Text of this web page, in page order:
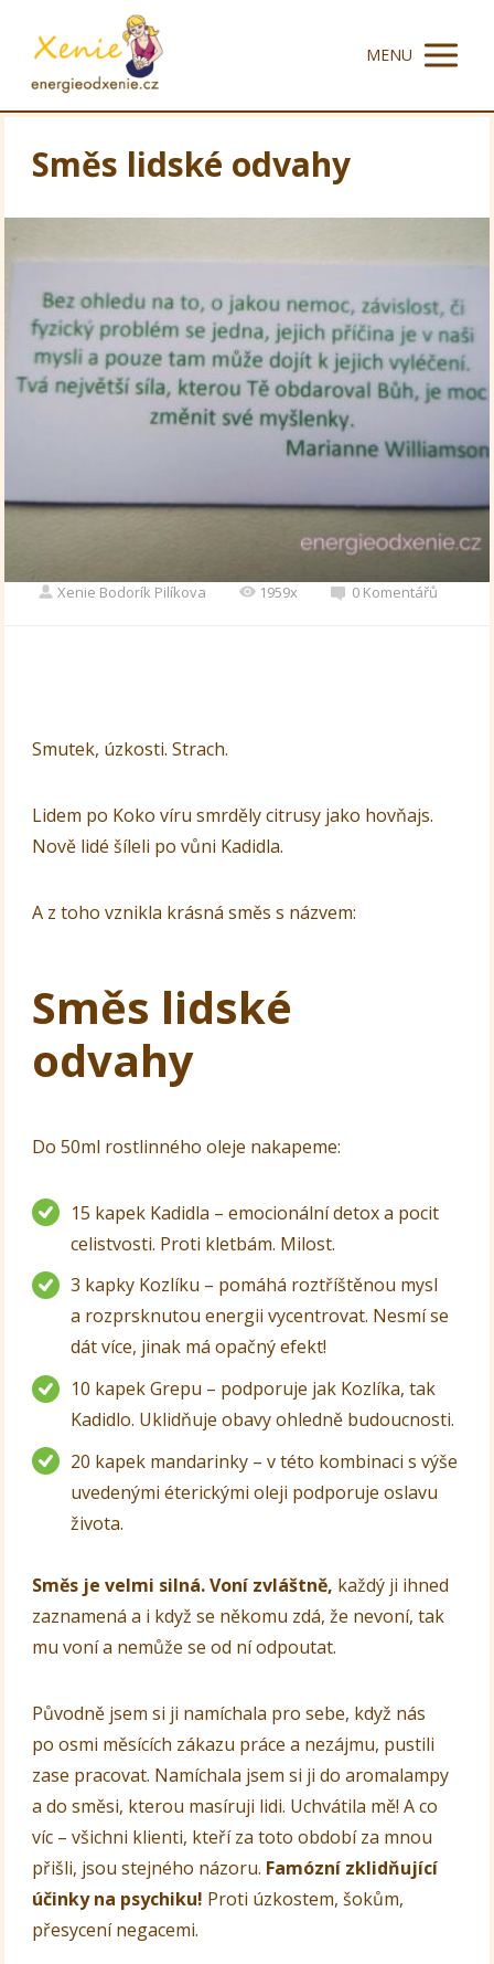
MENU
Směs lidské odvahy
Xenie Bodorík Pilíkova 1959x 0 Komentářů
Smutek, úzkosti. Strach.
Lidem po Koko víru smrděly citrusy jako hovňajs.
Nově lidé šíleli po vůni Kadidla.
A z toho vznikla krásná směs s názvem:
Směs lidské
odvahy
Do 50ml rostlinného oleje nakapeme:
15 kapek Kadidla – emocionální detox a pocit
celistvosti. Proti kletbám. Milost.
3 kapky Kozlíku – pomáhá roztříštěnou mysl
a rozprsknutou energii vycentrovat. Nesmí se
dát více, jinak má opačný efekt!
10 kapek Grepu – podporuje jak Kozlíka, tak
Kadidlo. Uklidňuje obavy ohledně budoucnosti.
20 kapek mandarinky – v této kombinaci s výše
uvedenými éterickými oleji podporuje oslavu
života.
Směs je velmi silná. Voní zvláštně, každý ji ihned
zaznamená a i když se někomu zdá, že nevoní, tak
mu voní a nemůže se od ní odpoutat.
Původně jsem si ji namíchala pro sebe, když nás
po osmi měsících zákazu práce a nezájmu, pustili
zase pracovat. Namíchala jsem si ji do aromalampy
a do směsi, kterou masíruji lidi. Uchvátila mě! A co
víc – všichni klienti, kteří za toto období za mnou
přišli, jsou stejného názoru. Famózní zklidňující
účinky na psychiku! Proti úzkostem, šokům,
přesycení negacemi.